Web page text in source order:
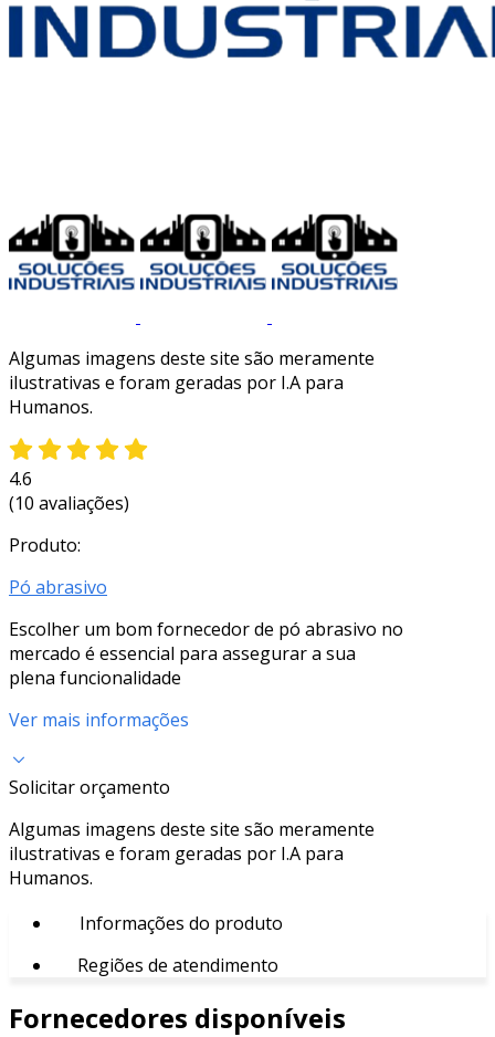
Algumas imagens deste site são meramente
ilustrativas e foram geradas por I.A para
Humanos.
4.6
(10 avaliações)
Produto:
Pó abrasivo
Escolher um bom fornecedor de pó abrasivo no
mercado é essencial para assegurar a sua
plena funcionalidade
Ver mais informações
Solicitar orçamento
Algumas imagens deste site são meramente
ilustrativas e foram geradas por I.A para
Humanos.
Informações do produto
Regiões de atendimento
Fornecedores disponíveis